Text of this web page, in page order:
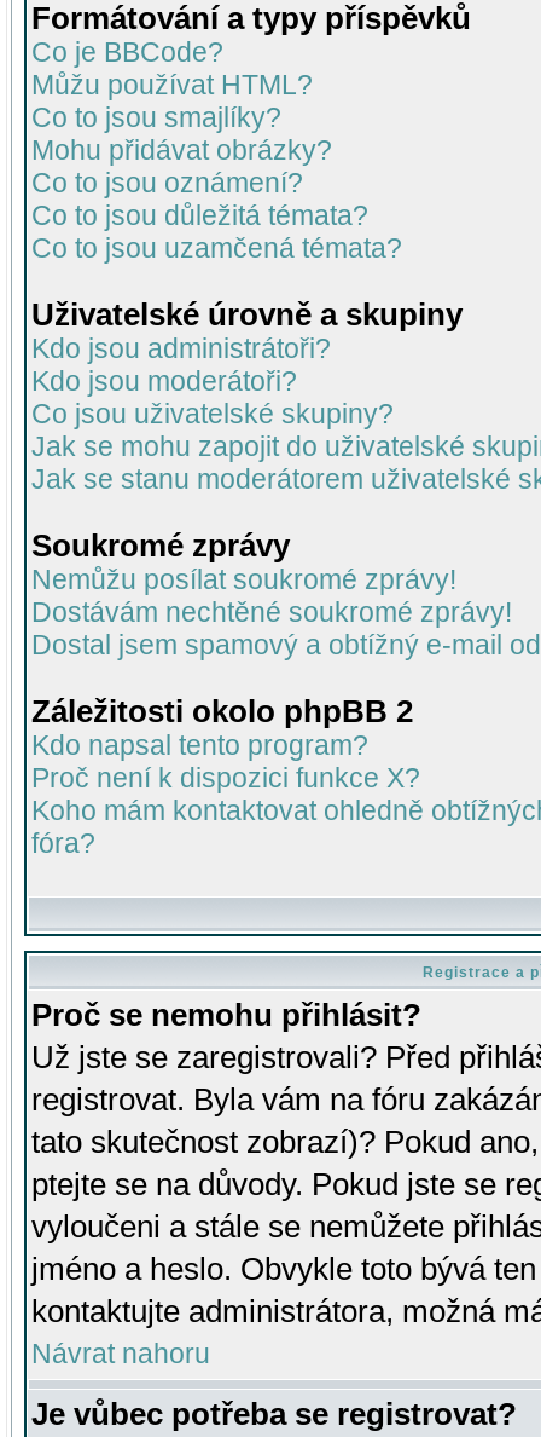
Formátování a typy příspěvků
Co je BBCode?
Můžu používat HTML?
Co to jsou smajlíky?
Mohu přidávat obrázky?
Co to jsou oznámení?
Co to jsou důležitá témata?
Co to jsou uzamčená témata?
Uživatelské úrovně a skupiny
Kdo jsou administrátoři?
Kdo jsou moderátoři?
Co jsou uživatelské skupiny?
Jak se mohu zapojit do uživatelské
Jak se stanu moderátorem uživatelské
Soukromé zprávy
Nemůžu posílat soukromé zprávy!
Dostávám nechtěné soukromé zprávy!
Dostal jsem spamový a obtížný e-mail
Záležitosti okolo phpBB 2
Kdo napsal tento program?
Proč není k dispozici funkce X?
Koho mám kontaktovat ohledně
fóra?
Registrace a
Proč se nemohu přihlásit?
Už jste se zaregistrovali? Před
registrovat. Byla vám na fóru
tato skutečnost zobrazí)? Pokud
ptejte se na důvody. Pokud jste se
vyloučeni a stále se nemůžete
jméno a heslo. Obvykle toto bývá
kontaktujte administrátora, možná
Návrat nahoru
Je vůbec potřeba se registrovat?